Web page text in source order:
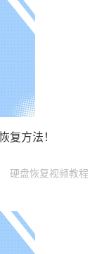
复方法！
硬盘恢复视频教程